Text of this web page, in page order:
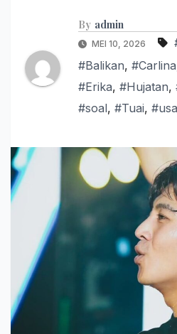
By admin
MEI 10, 2026
#Balikan, #Carlina
#Erika, #Hujatan,
#soal, #Tuai,